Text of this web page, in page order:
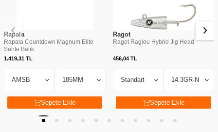
Rapala
Rapala Countdown Magnum Elite
Sahte Balık
1.419,31 TL
Sepete Ekle
Ragot
Ragot Raglou Hybrid Jig Head
456,04TL
Sepete Ekle